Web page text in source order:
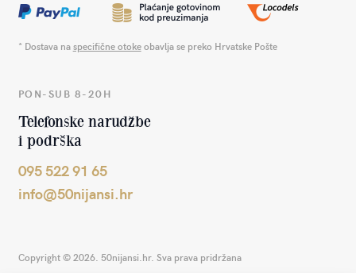
* Dostava naspecifične otokeobavlja se preko Hrvatske Pošte
PON-SUB 8-20H
Telefonske narudžbe
i podrška
095 522 91 65
info@50nijansi.hr
Copyright © 2026. 50nijansi.hr. Sva prava pridržana